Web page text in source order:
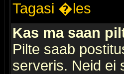
Tagasi �les
Kas ma saan
Pilte saab
serveris. Neid ei